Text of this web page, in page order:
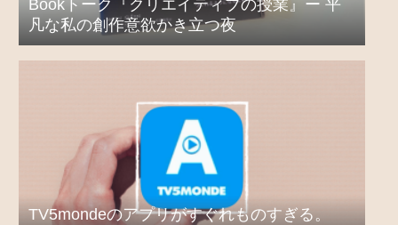
Bookトーク『クリエイティブの授業』ー 平
凡な私の創作意欲かき立つ夜
TV5mondeのアプリがすぐれものすぎる。